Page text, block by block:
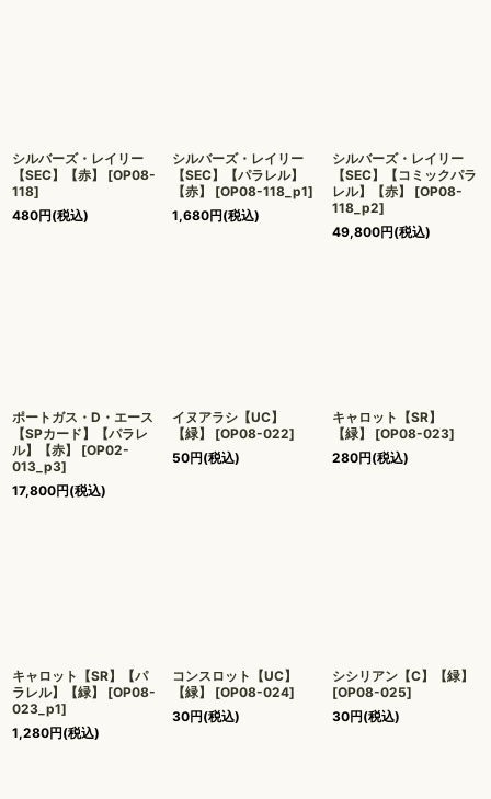
シルバーズ・レイリー
【SEC】【赤】
[OP08-
118]
480円(税込)
シルバーズ・レイリー
【SEC】【パラレル】
【赤】
[OP08-118_p1]
1,680円(税込)
シルバーズ・レイリー
【SEC】【コミックパラ
レル】【赤】
[OP08-
118_p2]
49,800円(税込)
ポートガス・D・エース
【SPカード】【パラレ
ル】【赤】
[OP02-
013_p3]
17,800円(税込)
イヌアラシ【UC】
【緑】
[OP08-022]
50円(税込)
キャロット【SR】
【緑】
[OP08-023]
280円(税込)
キャロット【SR】【パ
ラレル】【緑】
[OP08-
023_p1]
1,280円(税込)
コンスロット【UC】
【緑】
[OP08-024]
30円(税込)
シシリアン【C】【緑】
[OP08-025]
30円(税込)